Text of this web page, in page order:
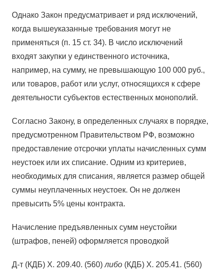
Однако Закон предусматривает и ряд исключений,
когда вышеуказанные требования могут не
применяться (п. 15 ст. 34). В число исключений
входят закупки у единственного источника,
например, на сумму, не превышающую 100 000 руб.,
или товаров, работ или услуг, относящихся к сфере
деятельности субъектов естественных монополий.
Согласно Закону, в определенных случаях в порядке,
предусмотренном Правительством РФ, возможно
предоставление отсрочки уплаты начисленных сумм
неустоек или их списание. Одним из критериев,
необходимых для списания, является размер общей
суммы неуплаченных неустоек. Он не должен
превысить 5% цены контракта.
Начисление предъявленных сумм неустойки
(штрафов, пеней) оформляется проводкой
Д-т (КДБ) Х. 209.40. (560) либо (КДБ) Х. 205.41. (560)